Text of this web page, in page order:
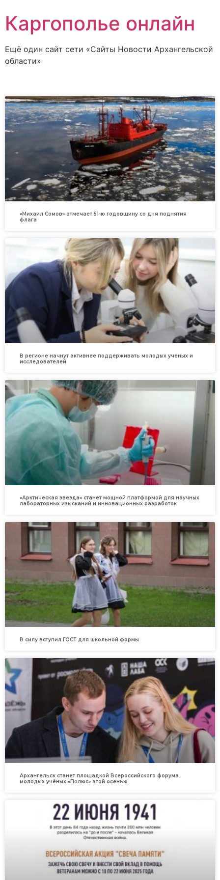
Каргополье онлайн
Ещё один сайт сети «Сайты Новости Архангельской
области»
«Михаил Сомов» отмечает 51-ю годовщину со дня поднятия
флага
В регионе начнут активнее поддерживать молодых ученых и
исследователей
«Арктическая звезда» станет мощной платформой для научных
лабораторных изысканий и инновационных разработок
В силу вступил ГОСТ для школьной формы
Архангельск станет площадкой Всероссийского форума
молодых учёных «Полюс» этой осенью